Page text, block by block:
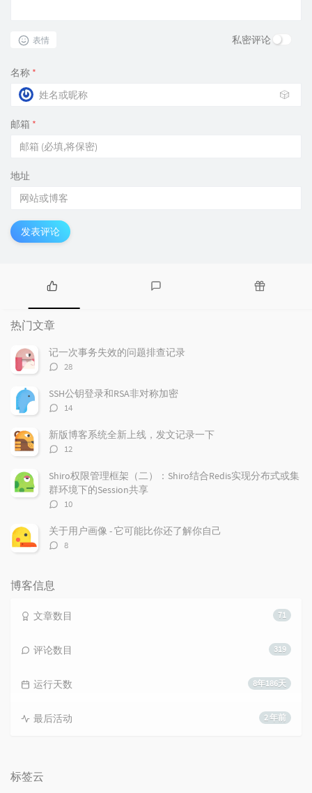
表情 私密评论
名称 *
🎲
邮箱 *
地址
发表评论
热
门
文
章
论
热门文章
记一次事务失效的问题排查记录
评
数：
28
SSH公钥登录和RSA非对称加密
评
数：
14
新版博客系统全新上线，发文记录一下
评
数：
12
Shiro权限管理框架（二）：Shiro结合Redis实现分布式或集
群环境下的Session共享
评
数：
10
关于用户画像 - 它可能比你还了解你自己
评
8
博客信息
71
文章数目
319
评论数目
8年186天
运行天数
2 年前
最后活动
标签云